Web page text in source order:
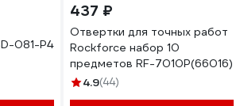
081-P4
437 ₽
Отвертки для точных работ
Rockforce набор 10
предметов RF-7010P(66016)
4.9(44)